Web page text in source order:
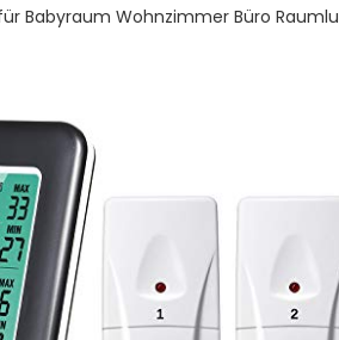
Babyraum Wohnzimmer Büro